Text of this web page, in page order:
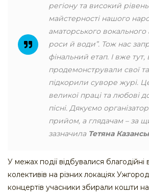
регіону та високий
майстерності нашого
аматорського
роси й води”. Тож нас
фінальний етап. І вже
продемонстрували свої
підкорили суворе журі.
великої праці та любові
пісні. Дякуємо
прийом, а глядачам – за
зазначила Тетяна
У межах події відбувалися благодійні
колективів на різних локаціях
концертів учасники збирали кошти